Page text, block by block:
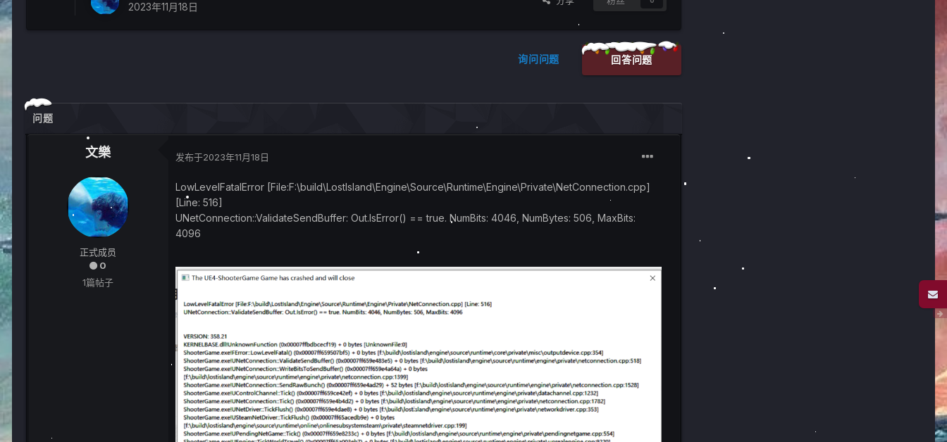
2023年11月18日
回答问题
询问问题
问题
文樂
正式成员
0
1篇帖子
发布于2023年11月18日
LowLevelFatalError [File:F:\build\LostIsland\Engine\Source\Runtime\Engine\Private\NetConnection.cpp]
[Line: 516]
UNetConnection::ValidateSendBuffer: Out.IsError() == true. NumBits: 4046, NumBytes: 506, MaxBits:
4096